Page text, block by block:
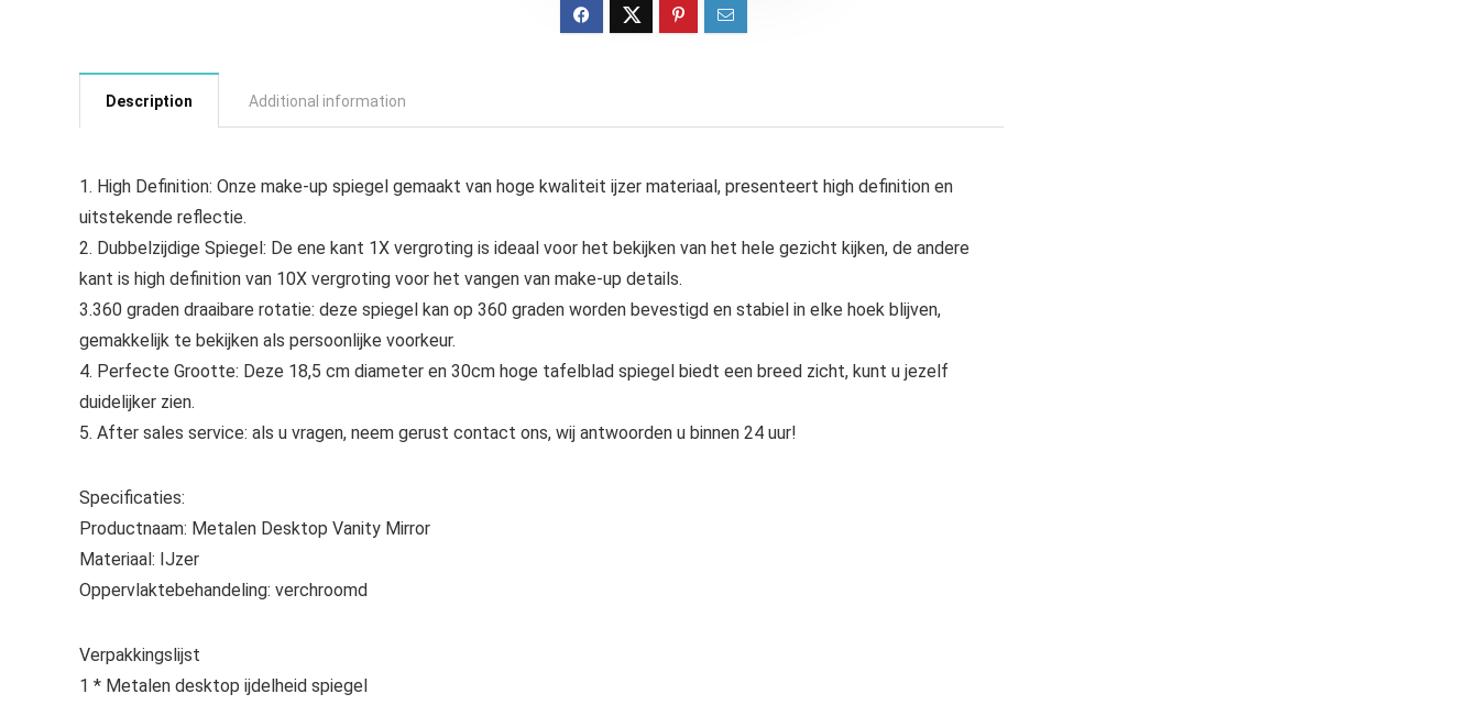
Description Additional information
1. High Definition: Onze make-up spiegel gemaakt van hoge kwaliteit ijzer materiaal, presenteert high definition en
uitstekende reflectie.
2. Dubbelzijdige Spiegel: De ene kant 1X vergroting is ideaal voor het bekijken van het hele gezicht kijken, de andere
kant is high definition van 10X vergroting voor het vangen van make-up details.
3.360 graden draaibare rotatie: deze spiegel kan op 360 graden worden bevestigd en stabiel in elke hoek blijven,
gemakkelijk te bekijken als persoonlijke voorkeur.
4. Perfecte Grootte: Deze 18,5 cm diameter en 30cm hoge tafelblad spiegel biedt een breed zicht, kunt u jezelf
duidelijker zien.
5. After sales service: als u vragen, neem gerust contact ons, wij antwoorden u binnen 24 uur!
Specificaties:
Productnaam: Metalen Desktop Vanity Mirror
Materiaal: IJzer
Oppervlaktebehandeling: verchroomd
Verpakkingslijst
1 * Metalen desktop ijdelheid spiegel